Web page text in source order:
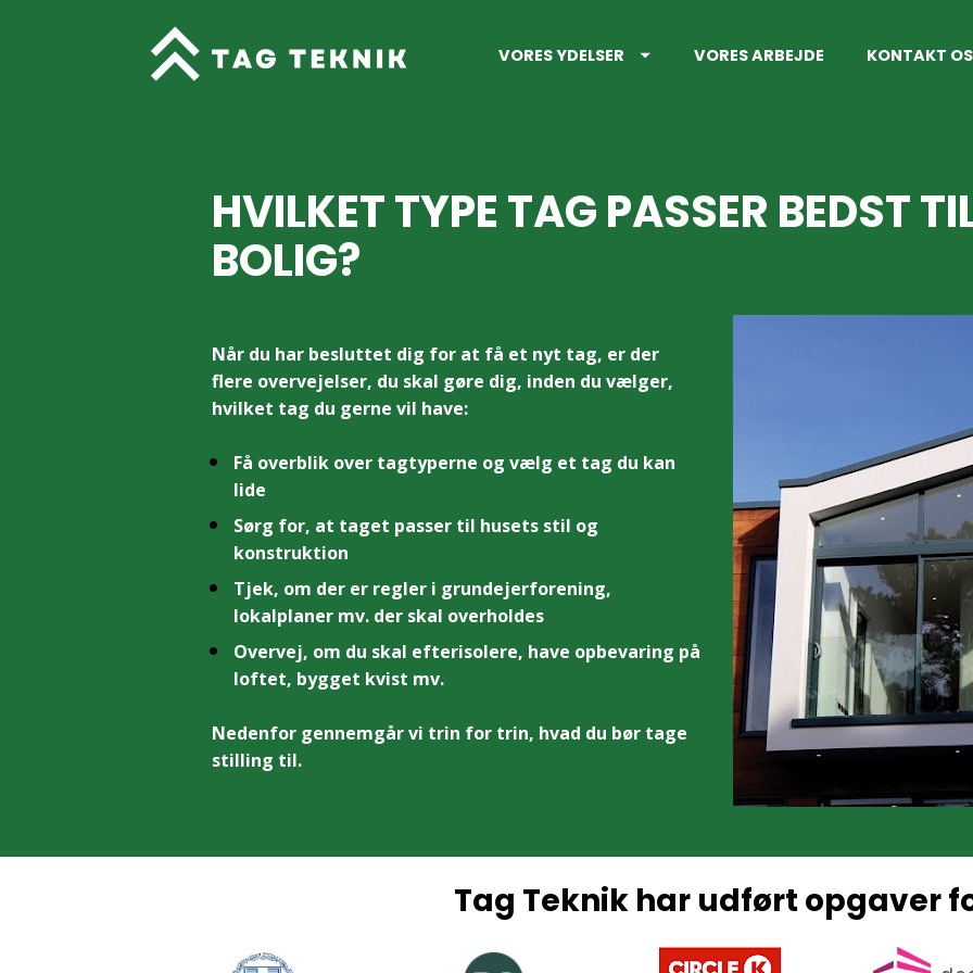
VORES YDELSER VORES ARBEJDE KONTAKT OS
HVILKET TYPE TAG PASSER BEDST
BOLIG?
Når du har besluttet dig for at få et nyt tag, er der
flere overvejelser, du skal gøre dig, inden du vælger,
hvilket tag du gerne vil have:
Få overblik over tagtyperne og vælg et tag du kan
lide
Sørg for, at taget passer til husets stil og
konstruktion
Tjek, om der er regler i grundejerforening,
lokalplaner mv. der skal overholdes
Overvej, om du skal efterisolere, have opbevaring på
loftet, bygget kvist mv.
Nedenfor gennemgår vi trin for trin, hvad du bør tage
stilling til.
Tag Teknik har udført opgaver